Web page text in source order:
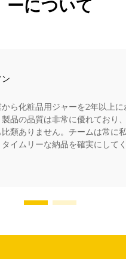
ーについて
ら化粧品用ジャーを2年以上に
品の品質は非常に優れており
類ありません。チームは常に
イムリーな納品を確実にして